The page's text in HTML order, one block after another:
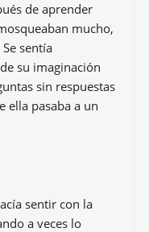
de aprender
mucho,
sentía
su imaginación
sin respuestas
ella pasaba a un
sentir con la
a veces lo